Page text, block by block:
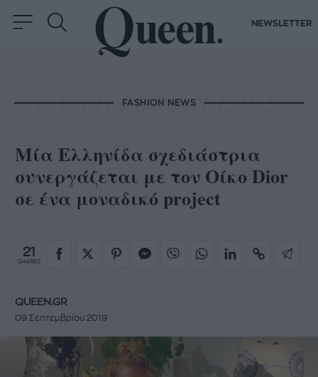
NEWSLETTER
FASHION NEWS
Mία Ελληνίδα σχεδιάστρια
συνεργάζεται με τον Οίκο Dior
σε ένα μοναδικό project
21
SHARES
QUEEN.GR
09 Σεπτεμβρίου 2019